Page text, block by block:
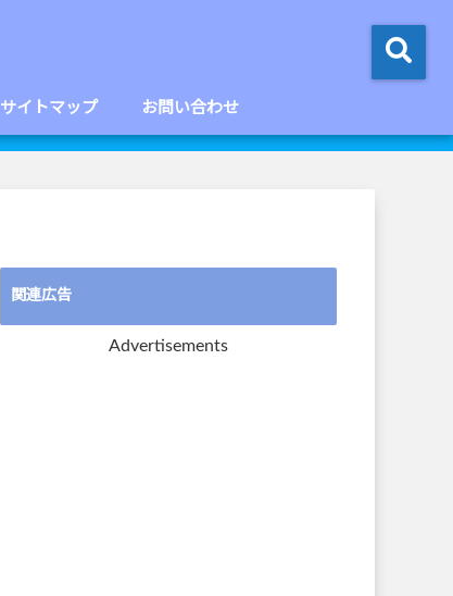
サイトマップ お問い合わせ
関連広告
Advertisements